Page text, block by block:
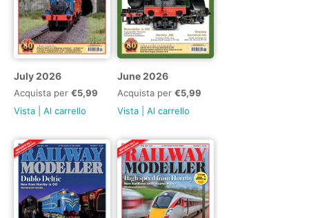
July 2026
Acquista per €5,99
Vista
Al carrello
June 2026
Acquista per €5,99
Vista
Al carrello